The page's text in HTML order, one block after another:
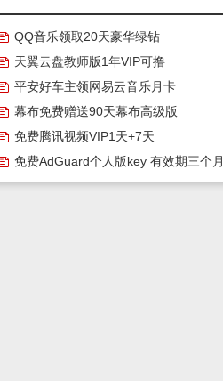
QQ音乐领取20天豪华绿钻
天翼云盘教师版1年VIP可撸
平安好车主领网易云音乐月卡
幕布免费赠送90天幕布高级版
免费腾讯视频VIP1天+7天
免费AdGuard个人版key 有效期三个月